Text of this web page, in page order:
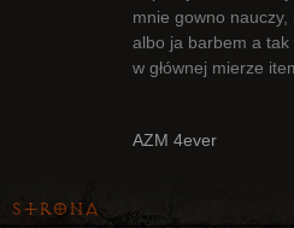
mnie gowno nauczy,
albo ja barbem a
w głównej mierze
AZM 4ever
Strona